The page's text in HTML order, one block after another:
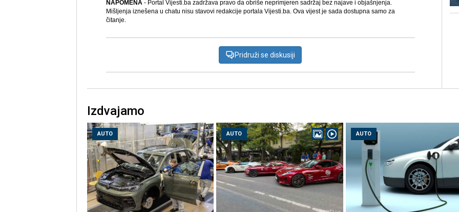
NAPOMENA- Portal Vijesti.ba zadržava pravo da obriše neprimjeren sadržaj bez najave i objašnjenja.
Mišljenja iznešena u chatu nisu stavovi redakcije portala Vijesti.ba. Ova vijest je sada dostupna samo za
čitanje.
Pridruži se diskusiji
Izdvajamo
AUTO AUTO AUTO